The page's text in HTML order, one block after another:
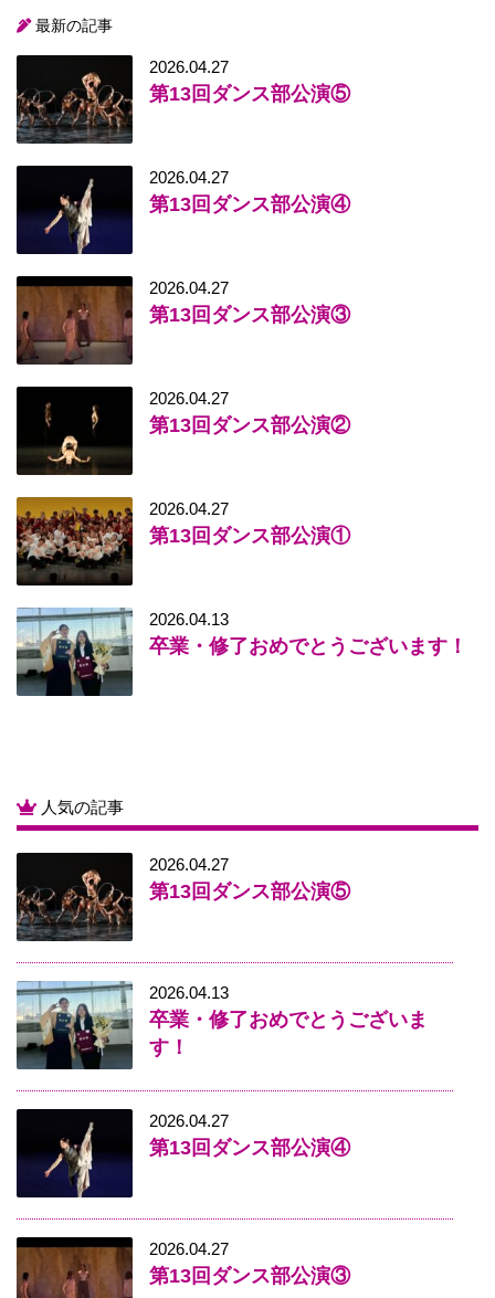
最新の記事
2026.04.27
第13回ダンス部公演⑤
2026.04.27
第13回ダンス部公演④
2026.04.27
第13回ダンス部公演③
2026.04.27
第13回ダンス部公演②
2026.04.27
第13回ダンス部公演①
2026.04.13
卒業・修了おめでとうございます！
人気の記事
2026.04.27
第13回ダンス部公演⑤
2026.04.13
卒業・修了おめでとうございま
す！
2026.04.27
第13回ダンス部公演④
2026.04.27
第13回ダンス部公演③